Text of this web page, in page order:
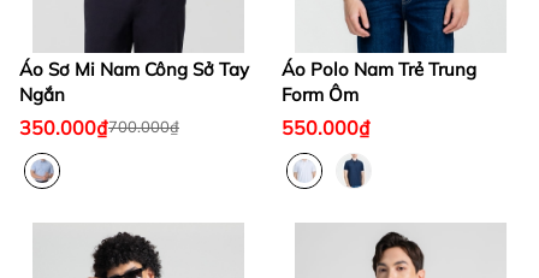
Áo Sơ Mi Nam Công Sở Tay
Ngắn
350.000₫700.000₫
Áo Polo Nam Trẻ Trung
Form Ôm
550.000₫